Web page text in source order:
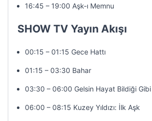
16:45 – 19:00 Aşk-ı Memnu
SHOW TV Yayın Akışı
00:15 – 01:15 Gece Hattı
01:15 – 03:30 Bahar
03:30 – 06:00 Gelsin Hayat Bildiği Gibi
06:00 – 08:15 Kuzey Yıldızı: İlk Aşk